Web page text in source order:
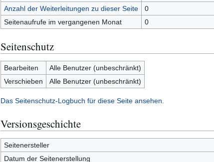
Anzahl der Weiterleitungen zu dieser Seite
0
Seitenaufrufe im vergangenen Monat
0
Seitenschutz
Bearbeiten
Alle Benutzer (unbeschränkt)
Verschieben
Alle Benutzer (unbeschränkt)
Das Seitenschutz-Logbuch für diese Seite ansehen.
Versionsgeschichte
Seitenersteller
Datum der Seitenerstellung